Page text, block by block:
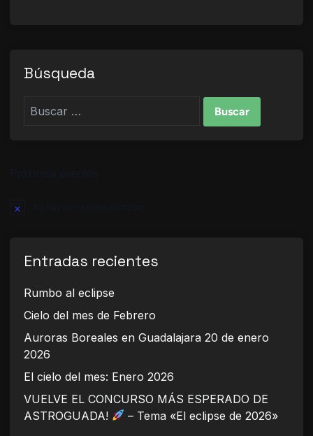
Búsqueda
Buscar:
Aviso
Entradas recientes
Rumbo al eclipse
Cielo del mes de Febrero
Auroras Boreales en Guadalajara 20 de enero
2026
El cielo del mes: Enero 2026
VUELVE EL CONCURSO MÁS ESPERADO DE
ASTROGUADA!
– Tema «El eclipse de 2026»